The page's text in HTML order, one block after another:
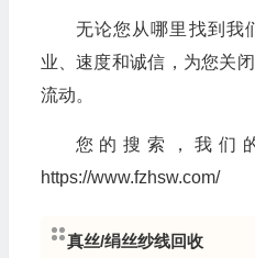
无论您从哪里找到我
业、速度和诚信，为您关
流动。
您的搜索，我们
https://www.fzhsw.com/
真丝/绢丝纱线回收